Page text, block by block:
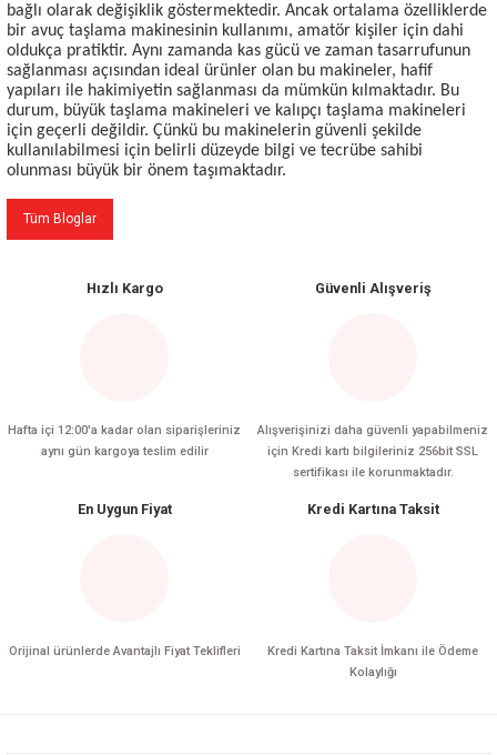
bağlı olarak değişiklik göstermektedir. Ancak ortalama özelliklerde
bir avuç taşlama makinesinin kullanımı, amatör kişiler için dahi
oldukça pratiktir. Aynı zamanda kas gücü ve zaman tasarrufunun
sağlanması açısından ideal ürünler olan bu makineler, hafif
yapıları ile hakimiyetin sağlanması da mümkün kılmaktadır. Bu
durum, büyük taşlama makineleri ve kalıpçı taşlama makineleri
için geçerli değildir. Çünkü bu makinelerin güvenli şekilde
kullanılabilmesi için belirli düzeyde bilgi ve tecrübe sahibi
olunması büyük bir önem taşımaktadır.
Tüm Bloglar
Hızlı Kargo
Hafta içi 12:00'a kadar olan siparişleriniz
aynı gün kargoya teslim edilir
Güvenli Alışveriş
Alışverişinizi daha güvenli yapabilmeniz
için Kredi kartı bilgileriniz 256bit SSL
sertifikası ile korunmaktadır.
En Uygun Fiyat
Orijinal ürünlerde Avantajlı Fiyat Teklifleri
Kredi Kartına Taksit
Kredi Kartına Taksit İmkanı ile Ödeme
Kolaylığı